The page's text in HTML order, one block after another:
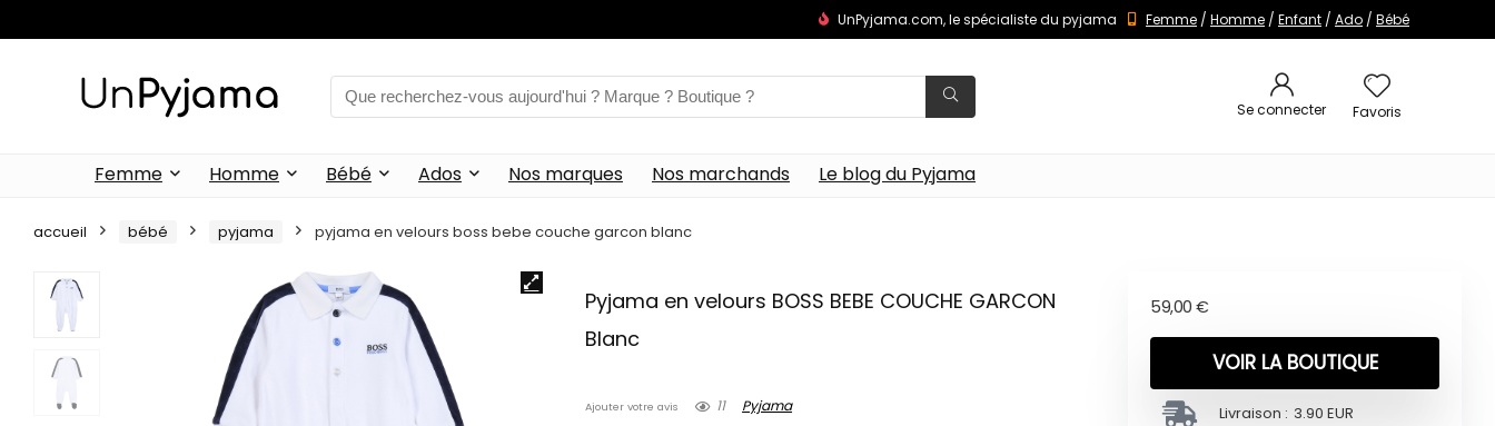
UnPyjama.com, le spécialiste du pyjama Femme / Homme / Enfant / Ado / Bébé
Se connecter Favoris
Femme Homme Bébé Ados Nos marques Nos marchands Le blog du Pyjama
accueil bébé pyjama pyjama en velours boss bebe couche garcon blanc
Pyjama en velours BOSS BEBE COUCHE GARCON
Blanc
Ajouter votre avis 11 Pyjama
59,00 €
VOIR LA BOUTIQUE
Livraison : 3.90 EUR